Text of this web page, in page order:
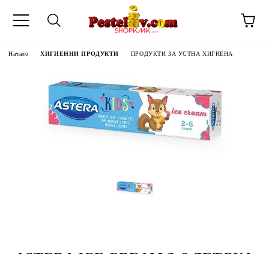
Начало ХИГИЕННИ ПРОДУКТИ ПРОДУКТИ ЗА УСТНА ХИГИЕНА